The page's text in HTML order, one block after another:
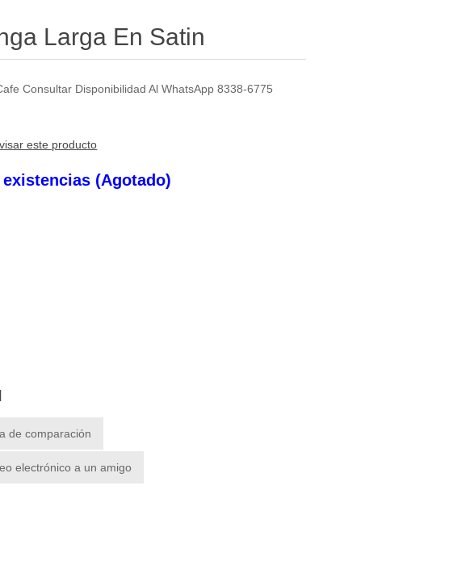
Larga En Satin
Consultar Disponibilidad Al WhatsApp 8338-6775
este producto
existencias (Agotado)